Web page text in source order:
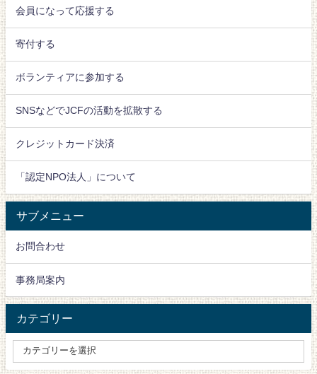
会員になって応援する
寄付する
ボランティアに参加する
SNSなどでJCFの活動を拡散する
クレジットカード決済
「認定NPO法人」について
サブメニュー
お問合わせ
事務局案内
カテゴリー